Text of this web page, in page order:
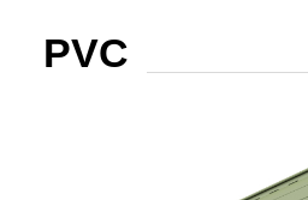
PVC